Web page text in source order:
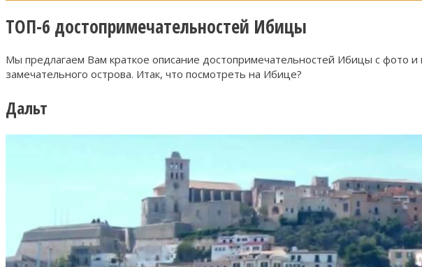
ТОП-6 достопримечательностей Ибицы
Мы предлагаем Вам краткое описание достопримечательностей Ибицы с фото
замечательного острова. Итак, что посмотреть на Ибице?
Дальт